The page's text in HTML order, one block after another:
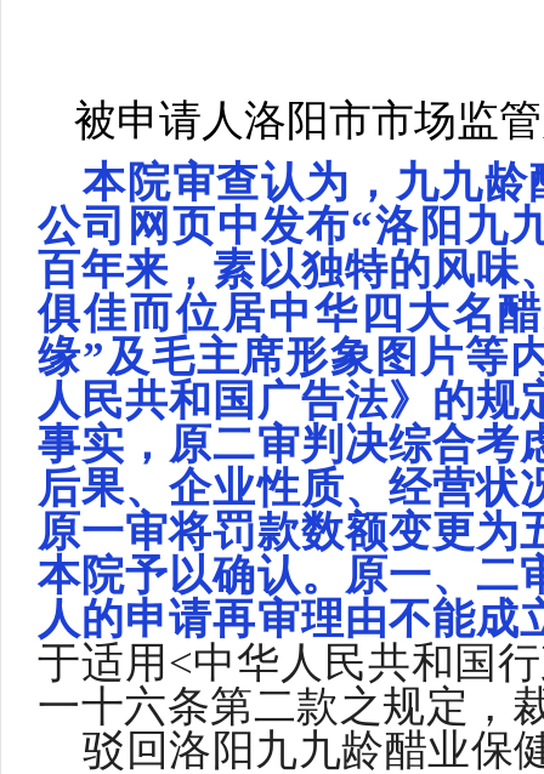
被申请人洛阳市市场监
本院审查认为，九九龄
公司网页中发布“洛阳九
百年来，素以独特的风味
俱佳而位居中华四大名
缘”及毛主席形象图片等
人民共和国广告法》的规
事实，原二审判决综合考
后果、企业性质、经营状
原一审将罚款数额变更为
本院予以确认。原一、二
人的申请再审理由不能成
于适用 <中华人民共和国
一十六条第二款之规定，
驳回洛阳九九龄醋业保